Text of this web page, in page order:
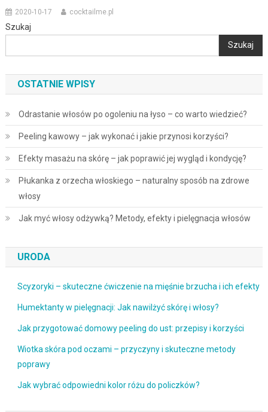
2020-10-17 cocktailme.pl
Szukaj
Szukaj
OSTATNIE WPISY
Odrastanie włosów po ogoleniu na łyso – co warto wiedzieć?
Peeling kawowy – jak wykonać i jakie przynosi korzyści?
Efekty masażu na skórę – jak poprawić jej wygląd i kondycję?
Płukanka z orzecha włoskiego – naturalny sposób na zdrowe
włosy
Jak myć włosy odżywką? Metody, efekty i pielęgnacja włosów
URODA
Scyzoryki – skuteczne ćwiczenie na mięśnie brzucha i ich efekty
Humektanty w pielęgnacji: Jak nawilżyć skórę i włosy?
Jak przygotować domowy peeling do ust: przepisy i korzyści
Wiotka skóra pod oczami – przyczyny i skuteczne metody
poprawy
Jak wybrać odpowiedni kolor różu do policzków?